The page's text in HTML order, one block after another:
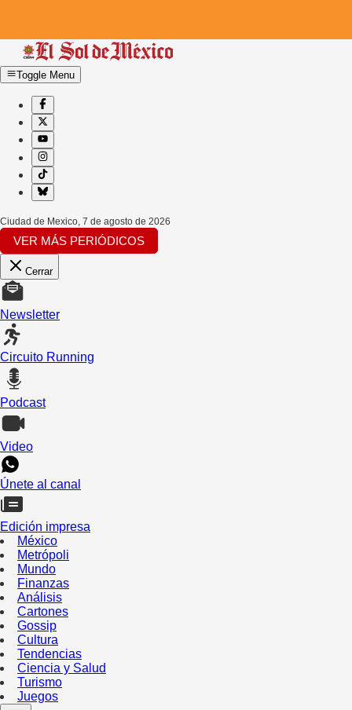
Toggle Menu
Ciudad de Mexico, 7 de agosto de 2026
VER MÁS PERIÓDICOS
Cerrar
Newsletter
Circuito Running
Podcast
Video
Únete al canal
Edición impresa
México
Metrópoli
Mundo
Finanzas
Análisis
Cartones
Gossip
Cultura
Tendencias
Ciencia y Salud
Turismo
Juegos